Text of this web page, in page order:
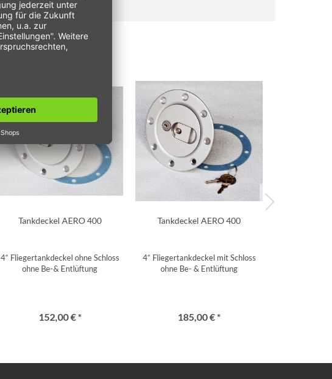
Tankdeckel AERO 400
4“ Fliegertankdeckel ohne Schloss
ohne Be-& Entlüftung
152,00 € *
Tankdeckel AERO 400
4“ Fliegertankdeckel mit Schloss
ohne Be- & Entlüftung
185,00 € *